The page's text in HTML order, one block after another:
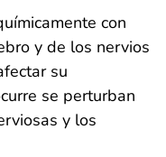
con
y de los nervios
su
se perturban
y los